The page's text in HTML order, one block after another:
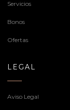
Servicios
Bonos
Ofertas
LEGAL
Aviso Legal